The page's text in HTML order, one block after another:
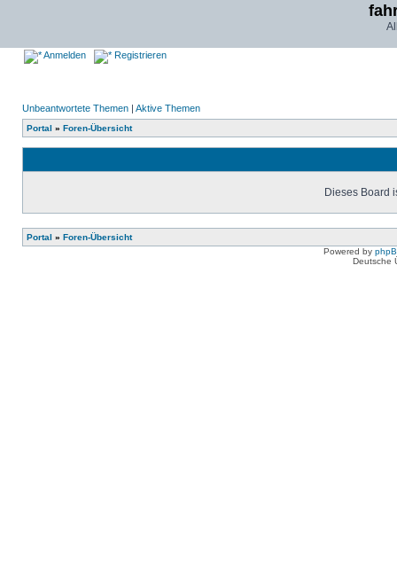
Anmelden Registrieren
Unbeantwortete Themen | Aktive Themen
Portal » Foren-Übersicht
Dieses Board
Portal » Foren-Übersicht
Powered by
Deutsche